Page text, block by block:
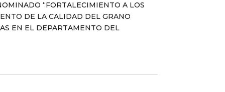
“FORTALECIMIENTO A LOS
DE LA CALIDAD DEL GRANO
EN EL DEPARTAMENTO DEL